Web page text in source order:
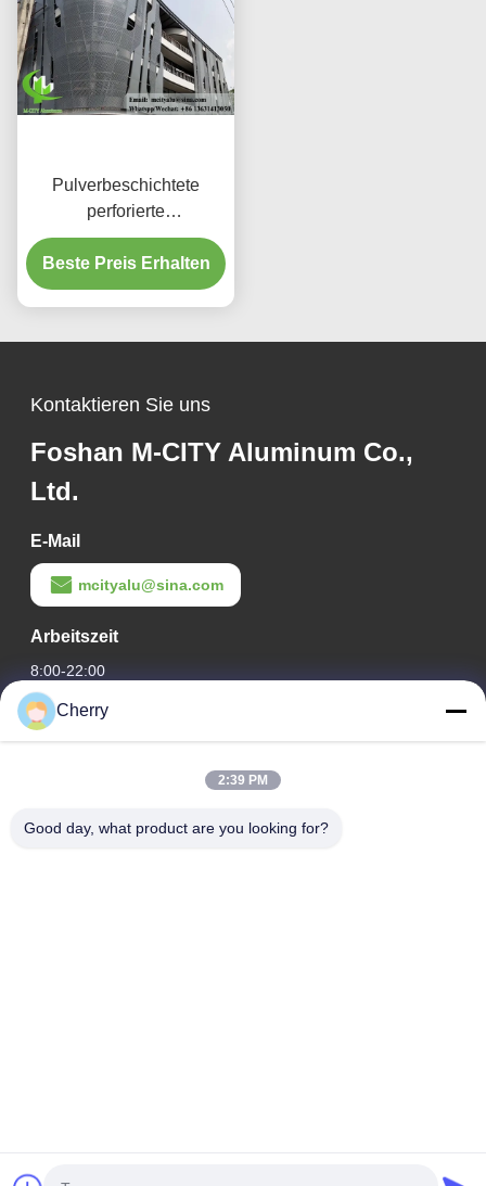
Pulverbeschichtete
perforierte
Aluminiumplatte mit
benutzerdefinierten RAL-
Farben und
Mustern für
Beste Preis Erhalten
Kontaktieren Sie uns
Foshan M-CITY Aluminum Co.,
Ltd.
E-Mail
mcityalu@sina.com
Arbeitszeit
8:00-22:00
Unsere Adresse
Hegui Industriepark, Lishui, Nanhai Foshan Guangdong PR
Cherry
2:39 PM
Good day, what product are you looking for?